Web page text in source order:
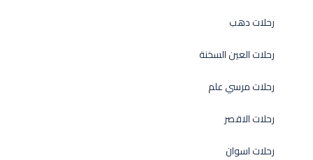
رحلات دهب
رحلات العين السخنة
رحلات مرسي علم
رحلات الاقصر
رحلات اسوان